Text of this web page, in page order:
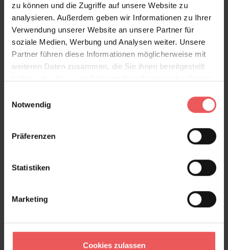
zu können und die Zugriffe auf unsere Website zu
analysieren. Außerdem geben wir Informationen zu Ihrer
Verwendung unserer Website an unsere Partner für
soziale Medien, Werbung und Analysen weiter. Unsere
Partner führen diese Informationen möglicherweise mit
weiteren Daten zusammen, die Sie ihnen bereitgestellt
Notwendig
Präferenzen
Statistiken
Marketing
Cookies zulassen
Sie haben Fragen zum Produkt?
Frage stellen
+49 (0)221 932 81 82